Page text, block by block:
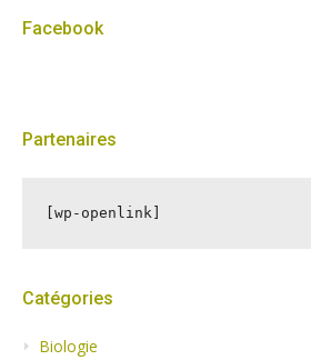
Facebook
Partenaires
[wp-openlink]
Catégories
Biologie